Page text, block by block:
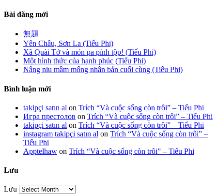
Bài đăng mới
無題
Yên Châu, Sơn La (Tiểu Phi)
Xã Quài Tở và món pa pỉnh tộp! (Tiểu Phi)
Một hình thức của hạnh phúc (Tiểu Phi)
Nâng niu mầm mống nhân bản cuối cùng (Tiểu Phi)
Bình luận mới
takipçi satın al on Trích “Và cuộc sống còn trôi” – Tiểu Phi
Игра престолов on Trích “Và cuộc sống còn trôi” – Tiểu Phi
takipçi satın al on Trích “Và cuộc sống còn trôi” – Tiểu Phi
instagram takipçi satın al on Trích “Và cuộc sống còn trôi” –
Tiểu Phi
Apptelhaw on Trích “Và cuộc sống còn trôi” – Tiểu Phi
Lưu
Lưu